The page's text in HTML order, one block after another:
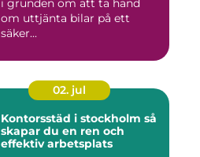
i grunden om att ta hand
om uttjänta bilar på ett
säker...
02. jul
Kontorsstäd i stockholm så
skapar du en ren och
effektiv arbetsplats